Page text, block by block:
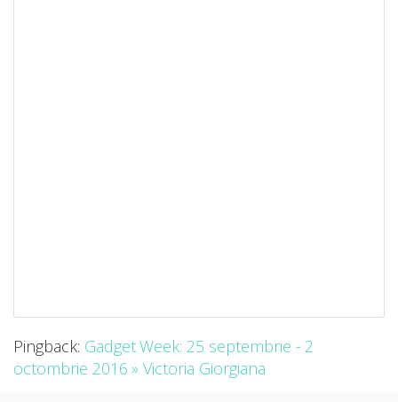
Pingback: Gadget Week: 25 septembrie - 2
octombrie 2016 » Victoria Giorgiana